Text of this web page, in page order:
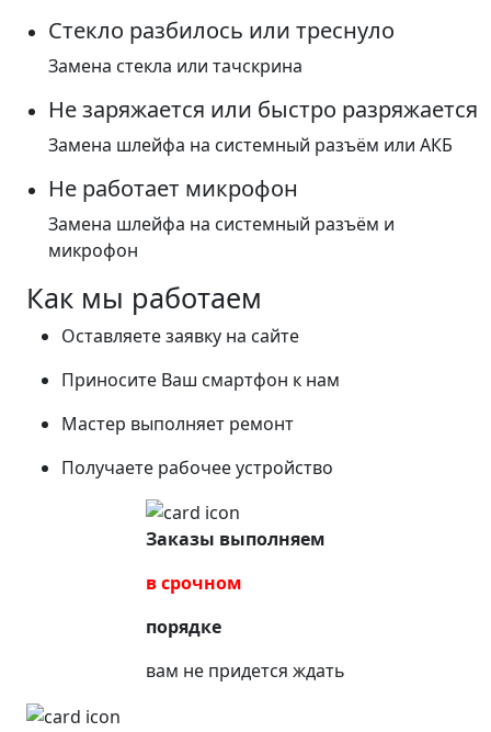
Стекло разбилось или треснуло
Замена стекла или тачскрина
Не заряжается или быстро разряжается
Замена шлейфа на системный разъём или АКБ
Не работает микрофон
Замена шлейфа на системный разъём и
микрофон
Как мы работаем
Оставляете заявку на сайте
Приносите Ваш смартфон к нам
Мастер выполняет ремонт
Получаете рабочее устройство
Заказы выполняем
в срочном
порядке
вам не придется ждать